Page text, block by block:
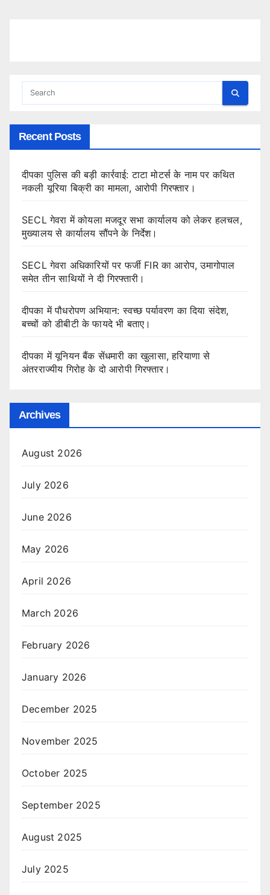
Recent Posts
दीपका पुलिस की बड़ी कार्रवाई: टाटा मोटर्स के नाम पर कथित
नकली यूरिया बिक्री का मामला, आरोपी गिरफ्तार।
SECL गेवरा में कोयला मजदूर सभा कार्यालय को लेकर हलचल,
मुख्यालय से कार्यालय सौंपने के निर्देश।
SECL गेवरा अधिकारियों पर फर्जी FIR का आरोप, उमागोपाल
समेत तीन साथियों ने दी गिरफ्तारी।
दीपका में पौधरोपण अभियान: स्वच्छ पर्यावरण का दिया संदेश,
बच्चों को डीबीटी के फायदे भी बताए।
दीपका में यूनियन बैंक सेंधमारी का खुलासा, हरियाणा से
अंतरराज्यीय गिरोह के दो आरोपी गिरफ्तार।
Archives
August 2026
July 2026
June 2026
May 2026
April 2026
March 2026
February 2026
January 2026
December 2025
November 2025
October 2025
September 2025
August 2025
July 2025